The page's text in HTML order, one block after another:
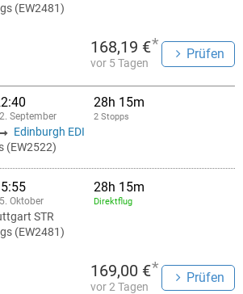
(EW2481)
168,19 €*
vor 5 Tagen
Prüfen
September
28h 15m
2 Stopps
Edinburgh EDI
(EW2522)
Oktober
28h 15m
Direktflug
STR
(EW2481)
169,00 €*
vor 2 Tagen
Prüfen